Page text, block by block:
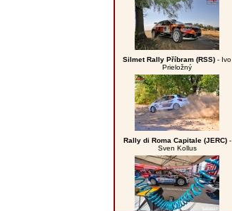
Silmet Rally Příbram (RSS) - Ivo
Prieložný
Rally di Roma Capitale (JERC)-
Sven Kollus